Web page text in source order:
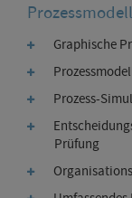
Graphische
Prozess-
Prüfung